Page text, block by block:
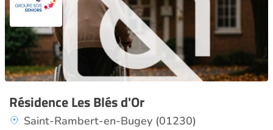
Résidence Les Blés d'Or
Saint-Rambert-en-Bugey (01230)